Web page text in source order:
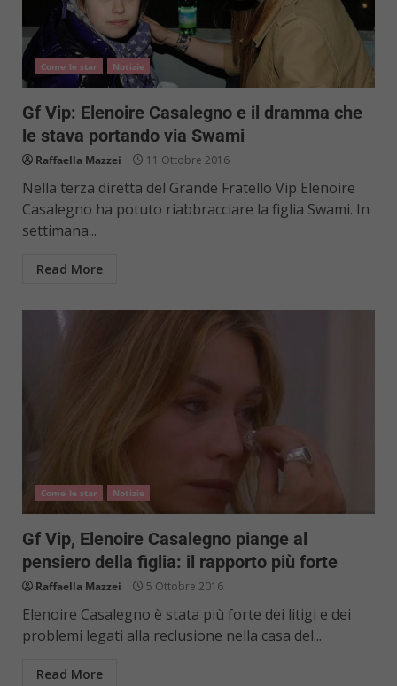
Come le star Notizie
Gf Vip: Elenoire Casalegno e il dramma che
le stava portando via Swami
Raffaella Mazzei 11 Ottobre 2016
Nella terza diretta del Grande Fratello Vip Elenoire
Casalegno ha potuto riabbracciare la figlia Swami. In
settimana...
Read More
Come le star Notizie
Gf Vip, Elenoire Casalegno piange al
pensiero della figlia: il rapporto più forte
Raffaella Mazzei 5 Ottobre 2016
Elenoire Casalegno è stata più forte dei litigi e dei
problemi legati alla reclusione nella casa del...
Read More